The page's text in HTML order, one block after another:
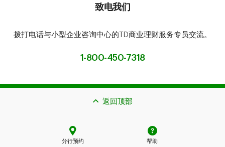
致电我们
拨打电话与小型企业咨询中心的TD商业理财服务专员交流。
1-800-450-7318
返回顶部
分行预约 帮助